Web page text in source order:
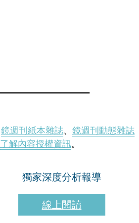
鏡週刊紙本雜誌、 鏡週刊動態雜誌
了解內容授權資訊。
獨家深度分析報導
線上閱讀